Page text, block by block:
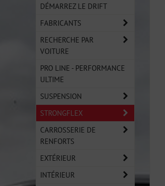
DÉMARREZ LE DRIFT
FABRICANTS
RECHERCHE PAR
VOITURE
PRO LINE - PERFORMANCE
ULTIME
SUSPENSION
STRONGFLEX
CARROSSERIE DE
RENFORTS
EXTÉRIEUR
INTÉRIEUR